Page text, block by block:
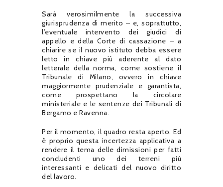
Sarà verosimilmente la successiva
giurisprudenza di merito – e, soprattutto,
l’eventuale intervento dei giudici di
appello e della Corte di cassazione – a
chiarire se il nuovo istituto debba essere
letto in chiave più aderente al dato
letterale della norma, come sostiene il
Tribunale di Milano, ovvero in chiave
maggiormente prudenziale e garantista,
come prospettano la circolare
ministeriale e le sentenze dei Tribunali di
Bergamo e Ravenna.
Per il momento, il quadro resta aperto. Ed
è proprio questa incertezza applicativa a
rendere il tema delle dimissioni per fatti
concludenti uno dei terreni più
interessanti e delicati del nuovo diritto
del lavoro.